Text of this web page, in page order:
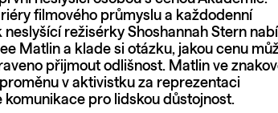
filmového průmyslu a každodenní
režisérky Shoshannah Stern
Matlin a klade si otázku, jakou cenu
přijmout odlišnost. Matlin ve
v aktivistku za reprezentaci
komunikace pro lidskou důstojnost.